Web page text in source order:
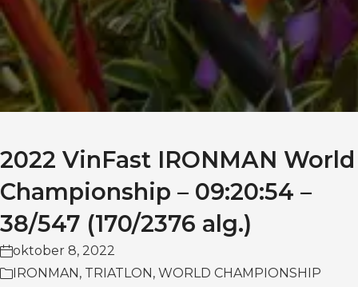
2022 VinFast IRONMAN World
Championship – 09:20:54 –
38/547 (170/2376 alg.)
oktober 8, 2022
IRONMAN, TRIATLON, WORLD CHAMPIONSHIP